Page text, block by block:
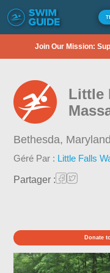
Join Our Mission:
Little
Bethesda, Maryland
Géré Par : Little Falls
Partager :
Donate